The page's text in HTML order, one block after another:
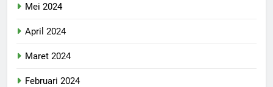
Mei 2024
April 2024
Maret 2024
Februari 2024